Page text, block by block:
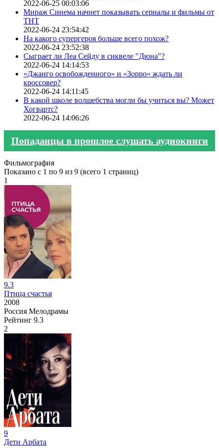
2022-06-25 00:03:06
Мираж Синема начнет показывать сериалы и фильмы от
ТНТ
2022-06-24 23:54:42
На какого супергероя больше всего похож?
2022-06-24 23:52:38
Сыграет ли Леа Сейду в сиквеле "Дюна"?
2022-06-24 14:14:53
«Джанго освобожденного» и «Зорро» ждать ли
кроссовер?
2022-06-24 14:11:45
В какой школе волшебства могли бы учиться вы? Может
Хогвартс?
2022-06-24 14:06:26
Попаданцы в прошлое слушать аудиокниги
Фильмография
Показано с 1 по 9 из 9 (всего 1 страниц)
1
9.3
Птица счастья
2008
Россия Мелодрамы
Рейтинг 9.3
2
9
Дети Арбата